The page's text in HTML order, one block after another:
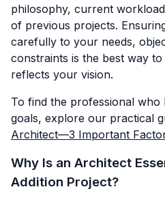
philosophy, current
of previous projects.
carefully to your needs,
constraints is the best way
reflects your vision.
To find the professional
goals, explore our practical
Architect—3 Important
Why Is an Architect
Addition Project?